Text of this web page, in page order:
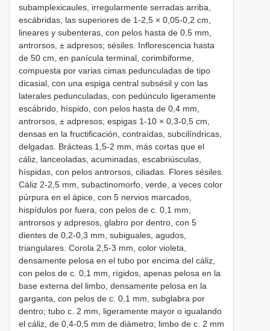
subamplexicaules, irregularmente serradas arriba,
escábridas, las superiores de 1-2,5 × 0,05-0,2 cm,
lineares y subenteras, con pelos hasta de 0,5 mm,
antrorsos, ± adpresos; sésiles. Inflorescencia hasta
de 50 cm, en panícula terminal, corimbiforme,
compuesta por varias cimas pedunculadas de tipo
dicasial, con una espiga central subsésil y con las
laterales pedunculadas, con pedúnculo ligeramente
escábrido, híspido, con pelos hasta de 0,4 mm,
antrorsos, ± adpresos; espigas 1-10 × 0,3-0,5 cm,
densas en la fructificación, contraídas, subcilíndricas,
delgadas. Brácteas 1,5-2 mm, más cortas que el
cáliz, lanceoladas, acuminadas, escabriúsculas,
híspidas, con pelos antrorsos, ciliadas. Flores sésiles.
Cáliz 2-2,5 mm, subactinomorfo, verde, a veces color
púrpura en el ápice, con 5 nervios marcados,
hispídulos por fuera, con pelos de c. 0,1 mm,
antrorsos y adpresos, glabro por dentro, con 5
dientes de 0,2-0,3 mm, subiguales, agudos,
triangulares. Corola 2,5-3 mm, color violeta,
densamente pelosa en el tubo por encima del cáliz,
con pelos de c. 0,1 mm, rígidos, apenas pelosa en la
base externa del limbo, densamente pelosa en la
garganta, con pelos de c. 0,1 mm, subglabra por
dentro; tubo c. 2 mm, ligeramente mayor o igualando
el cáliz, de 0,4-0,5 mm de diámetro; limbo de c. 2 mm